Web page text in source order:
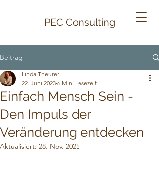
PEC Consulting
Beitrag
Einfach Mensch Sein -
Den Impuls der
Veränderung entdecken
Linda Theurer
22. Juni 2023 6 Min. Lesezeit
Aktualisiert: 28. Nov. 2025